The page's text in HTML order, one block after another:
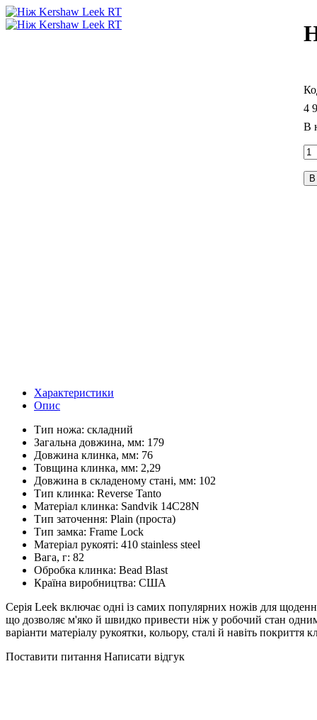
4
Характеристики
Опис
Тип ножа: складний
Загальна довжина, мм: 179
Довжина клинка, мм: 76
Товщина клинка, мм: 2,29
Довжина в складеному стані, мм: 102
Тип клинка: Reverse Tanto
Матеріал клинка: Sandvik 14C28N
Тип заточення: Plain (проста)
Тип замка: Frame Lock
Матеріал рукояті: 410 stainless steel
Вага, г: 82
Обробка клинка: Bead Blast
Країна виробництва: США
Серія Leek включає одні із самих популярних ножів для
що дозволяє м'яко й швидко привести ніж у робочий стан
варіанти матеріалу рукоятки, кольору, сталі й навіть
Поставити питання Написати відгук